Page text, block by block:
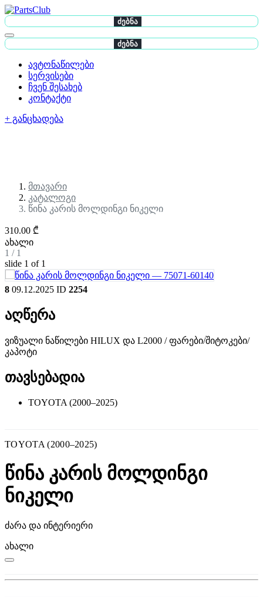
ძებნა
ძებნა
ავტონაწილები
სერვისები
ჩვენ შესახებ
კონტაქტი
+ განცხადება
მთავარი
კატალოგი
წინა კარის მოლდინგი ნიკელი
310.00 ₾
ახალი
1 / 1
slide 1 of 1
8 09.12.2025 ID 2254
აღწერა
ვიზუალი ნაწილები HILUX და L2000 / ფარები/შიტოკები/
კაპოტი
თავსებადია
TOYOTA (2000–2025)
TOYOTA (2000–2025)
წინა კარის მოლდინგი
ნიკელი
ძარა და ინტერიერი
ახალი